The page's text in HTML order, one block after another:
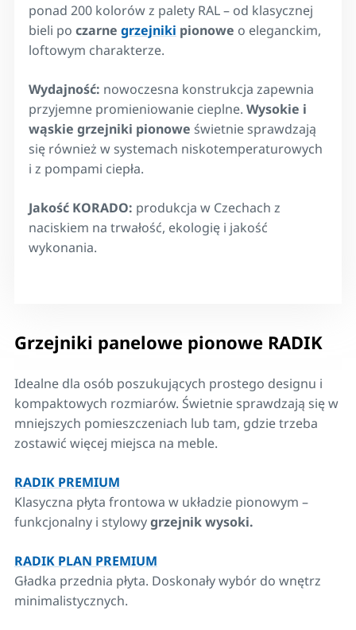
ponad 200 kolorów z palety RAL – od klasycznej
bieli po czarne grzejniki pionowe o eleganckim,
loftowym charakterze.
Wydajność: nowoczesna konstrukcja zapewnia
przyjemne promieniowanie cieplne. Wysokie i
wąskie grzejniki pionowe świetnie sprawdzają
się również w systemach niskotemperaturowych
i z pompami ciepła.
Jakość KORADO: produkcja w Czechach z
naciskiem na trwałość, ekologię i jakość
wykonania.
Grzejniki panelowe pionowe RADIK
Idealne dla osób poszukujących prostego designu i
kompaktowych rozmiarów. Świetnie sprawdzają się w
mniejszych pomieszczeniach lub tam, gdzie trzeba
zostawić więcej miejsca na meble.
RADIK PREMIUM
Klasyczna płyta frontowa w układzie pionowym –
funkcjonalny i stylowygrzejnik wysoki.
RADIK PLAN PREMIUM
Gładka przednia płyta. Doskonały wybór do wnętrz
minimalistycznych.